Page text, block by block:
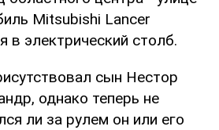
Mitsubishi Lancer
в электрический столб.
сын Нестор
однако теперь не
ли за рулем он или его